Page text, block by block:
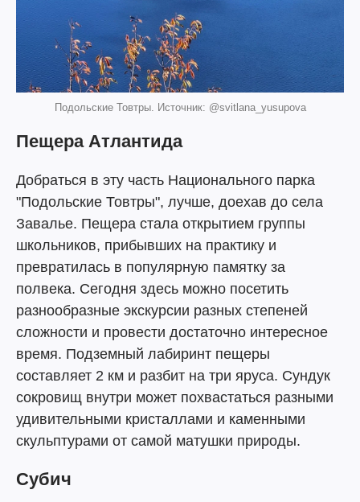
Подольские Товтры. Источник: @svitlana_yusupova
Пещера Атлантида
Добраться в эту часть Национального парка
"Подольские Товтры", лучше, доехав до села
Завалье. Пещера стала открытием группы
школьников, прибывших на практику и
превратилась в популярную памятку за
полвека. Сегодня здесь можно посетить
разнообразные экскурсии разных степеней
сложности и провести достаточно интересное
время. Подземный лабиринт пещеры
составляет 2 км и разбит на три яруса. Сундук
сокровищ внутри может похвастаться разными
удивительными кристаллами и каменными
скульптурами от самой матушки природы.
Субич